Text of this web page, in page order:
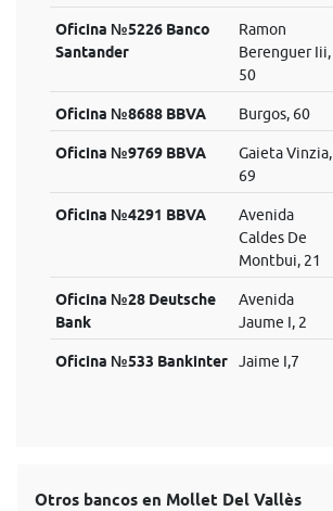
Oficina №5226 Banco
Santander
Ramon
Berenguer Iii,
50
Oficina №8688 BBVA Burgos, 60
Oficina №9769 BBVA
Gaieta Vinzia,
69
Oficina №4291 BBVA
Avenida
Caldes De
Montbui, 21
Oficina №28 Deutsche
Bank
Avenida
Jaume I, 2
Oficina №533 Bankinter Jaime I,7
Otros bancos en Mollet Del Vallès